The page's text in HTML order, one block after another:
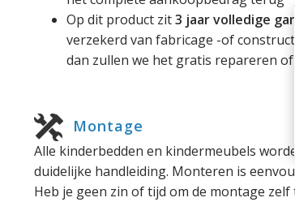
Op dit product zit3 jaar volledige
verzekerd van fabricage -of
dan zullen we het gratis repareren
Montage
Alle kinderbedden en kindermeubels
duidelijke handleiding. Monteren is
Heb je geen zin of tijd om de montage